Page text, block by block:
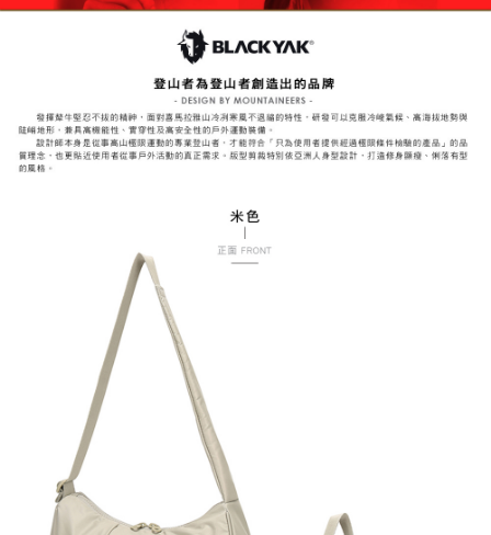
權轉讓予恩沛科技股份有限公司。
２．關於個人資料處理事宜，請瀏覽以下網址：
https://aftee.tw/terms/#terms3
「AFTEE先享後付」，若未經同意申辦者引起之損失，本公司不負相關責
任。
４．使用「AFTEE先享後付」時，將依據個別帳號之用戶狀況，依本公司即
時審查核予不同之上限額度；若仍有額度不足之情形，本公司將視審查結果
請求用戶進行身份認證。
恩沛科技股份有限公司將有權停止該用戶之使用額度並採取法律行動。
付款後7-11取貨
每筆NT$60，滿NT$799(含以上)免運費
每筆NT$70，滿NT$799(含以上)免運費